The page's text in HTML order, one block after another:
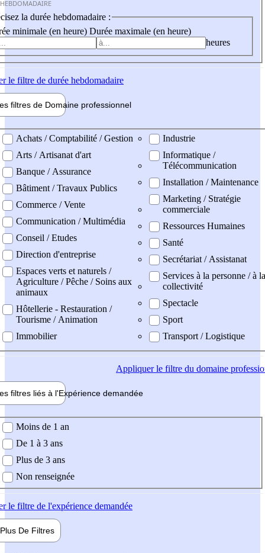
la durée hebdomadaire :
minimale (en heure) Durée maximale (en heure)
heures
le filtre de durée hebdomadaire
filtres de Domaine professionnel
professionel
Achats / Comptabilité / Gestion
Arts / Artisanat d'art
Banque / Assurance
Bâtiment / Travaux Publics
Commerce / Vente
Communication / Multimédia
Conseil / Etudes
Direction d'entreprise
Espaces verts et naturels /
Agriculture / Pêche / Soins aux
animaux
Hôtellerie - Restauration /
Tourisme / Animation
Immobilier
Industrie
Informatique /
Télécommunication
Installation / Maintenance
Marketing / Stratégie
commerciale
Ressources Humaines
Santé
Secrétariat / Assistanat
Services à la personne / à la
collectivité
Spectacle
Sport
Transport / Logistique
Appliquerle filtre du domaine
filtres liés à l'Expérience demandée
demandée
Moins de 1 an
De 1 à 3 ans
Plus de 3 ans
Non renseignée
le filtre de l'expérience demandée
Plus De Filtres